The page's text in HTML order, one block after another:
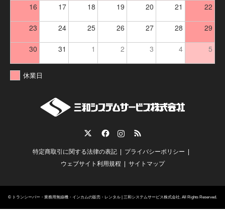
16 17 18 19 20 21 22
23 24 25 26 27 28 29
30 31 1 2 3 4 5
休業日
RSS
特定商取引に関する法律の表記
プライバシーポリシー
ウェブサイト利用規程
サイトマップ
© トランシーバー・業務用無線機・インカムの販売・レンタル | 三和システムサービス株式会社 . All Rights Reserved.